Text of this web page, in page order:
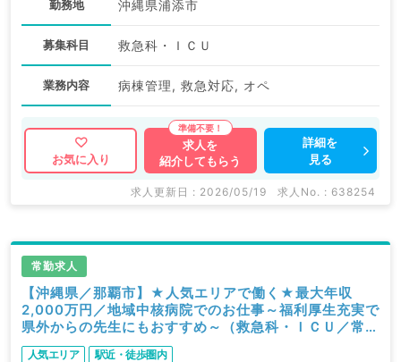
勤務地 沖縄県浦添市
募集科目 救急科・ＩＣＵ
業務内容 病棟管理, 救急対応, オペ
お気に入り
求人を
紹介してもらう
詳細を
見る
求人更新日 : 2026/05/19 求人No. : 638254
常勤求人
【沖縄県／那覇市】★人気エリアで働く★最大年収
2,000万円／地域中核病院でのお仕事～福利厚生充実で
県外からの先生にもおすすめ～（救急科・ＩＣＵ／常
勤）
人気エリア 駅近・徒歩圏内